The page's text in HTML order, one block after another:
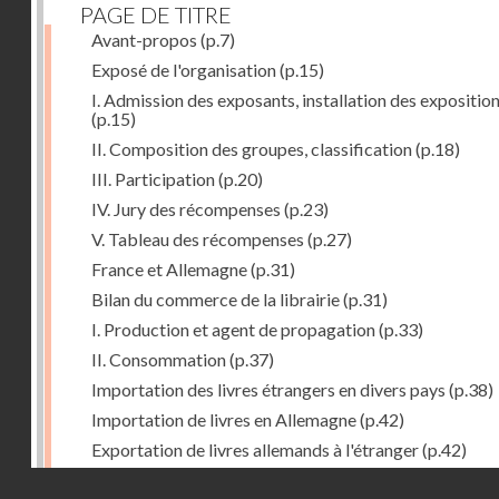
PAGE DE TITRE
Avant-propos (p.7)
Exposé de l'organisation(p.15)
I. Admission des exposants, installation des
(p.15)
II. Composition des groupes, classification(p.18)
III. Participation(p.20)
IV. Jury des récompenses (p.23)
V. Tableau des récompenses (p.27)
France et Allemagne(p.31)
Bilan du commerce de la librairie(p.31)
I. Production et agent de propagation(p.33)
II. Consommation(p.37)
Importation des livres étrangers en divers pays (p.38)
Importation de livres en Allemagne(p.42)
Exportation de livres allemands à l'étranger(p.42)